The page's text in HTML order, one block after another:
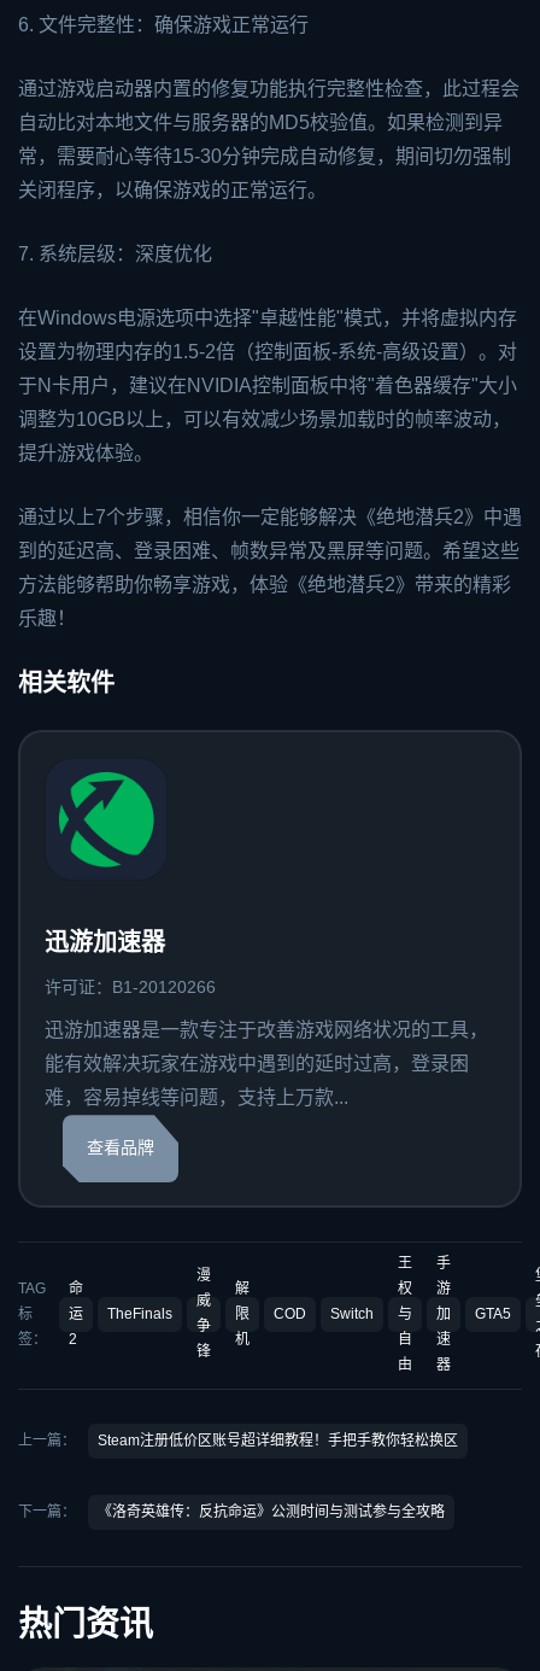
6. 文件完整性：确保游戏正常运行
通过游戏启动器内置的修复功能执行完整性检查，此过程会
自动比对本地文件与服务器的MD5校验值。如果检测到异
常，需要耐心等待15-30分钟完成自动修复，期间切勿强制
关闭程序，以确保游戏的正常运行。
7. 系统层级：深度优化
在Windows电源选项中选择"卓越性能"模式，并将虚拟内存
设置为物理内存的1.5-2倍（控制面板-系统-高级设置）。对
于N卡用户，建议在NVIDIA控制面板中将"着色器缓存"大小
调整为10GB以上，可以有效减少场景加载时的帧率波动，
提升游戏体验。
通过以上7个步骤，相信你一定能够解决《绝地潜兵2》中遇
到的延迟高、登录困难、帧数异常及黑屏等问题。希望这些
方法能够帮助你畅享游戏，体验《绝地潜兵2》带来的精彩
乐趣！
相关软件
迅游加速器
许可证：B1-20120266
迅游加速器是一款专注于改善游戏网络状况的工具，
能有效解决玩家在游戏中遇到的延时过高，登录困
难，容易掉线等问题，支持上万款...
查看品牌
TAG
标
签：
命
运
2
TheFinals
漫
威
争
锋
解
限
机
COD Switch
王
权
与
自
由
手
游
加
速
器
GTA5
上一篇： Steam注册低价区账号超详细教程！手把手教你轻松换区
下一篇： 《洛奇英雄传：反抗命运》公测时间与测试参与全攻略
热门资讯